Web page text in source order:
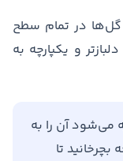
در تمام سطح
و یکپارچه به
می‌شود آن را به
(هر ۶ ماه یکبار) ۱۸۰ درجه بچرخانید تا